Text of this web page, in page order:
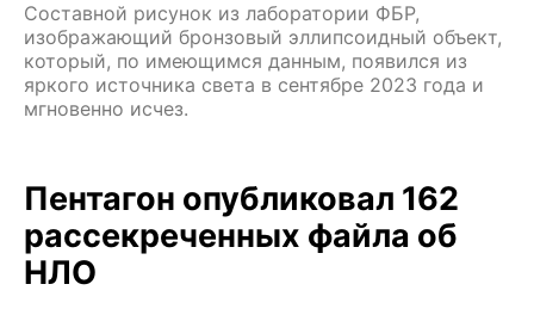
Составной рисунок из лаборатории ФБР,
изображающий бронзовый эллипсоидный объект,
который, по имеющимся данным, появился из
яркого источника света в сентябре 2023 года и
мгновенно исчез.
Пентагон опубликовал 162
рассекреченных файла об
НЛО